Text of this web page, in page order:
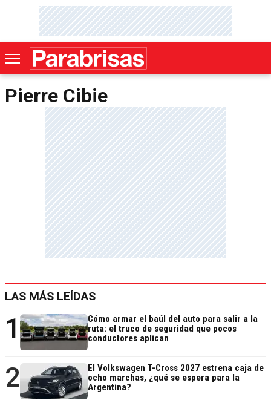
Pierre Cibie
LAS MÁS LEÍDAS
1
Cómo armar el baúl del auto para salir a la
ruta: el truco de seguridad que pocos
conductores aplican
2
El Volkswagen T-Cross 2027 estrena caja de
ocho marchas, ¿qué se espera para la
Argentina?